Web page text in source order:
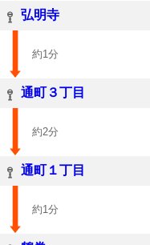
弘明寺
約1分
通町３丁目
約2分
通町１丁目
約1分